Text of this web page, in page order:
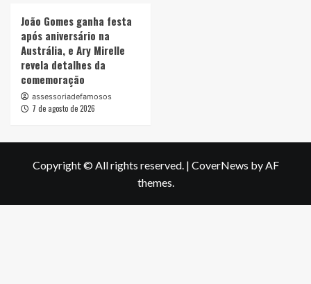
João Gomes ganha festa
após aniversário na
Austrália, e Ary Mirelle
revela detalhes da
comemoração
assessoriadefamosos
7 de agosto de 2026
Copyright © All rights reserved. | CoverNews by AF
themes.